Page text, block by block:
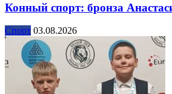
Конный спорт: бронза
Спорт 03.08.2026